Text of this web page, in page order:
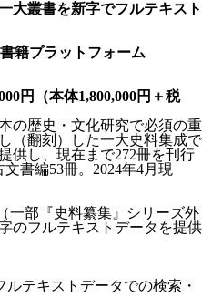
大叢書を新字でフルテキスト
籍プラットフォーム
円（本体1,800,000円＋税
の歴史・文化研究で必須の重
（翻刻）した一大史料集成で
供し、現在まで272冊を刊行
書編53冊。2024年4月現
一部『史料纂集』シリーズ外
のフルテキストデータを提供
テキストデータでの検索・